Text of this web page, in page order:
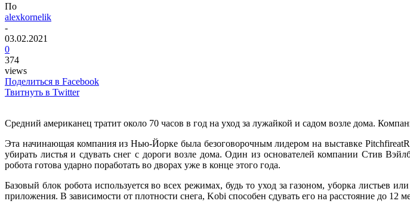
По
alexkornelik
-
03.02.2021
0
374
views
Поделиться в Facebook
Твитнуть в Twitter
Средний американец тратит около 70 часов в год на уход за лужайкой и садом возле дома.
Эта начинающая компания из Нью-Йорке была безоговорочным лидером на выставке
убирать листья и сдувать снег с дороги возле дома. Один из основателей компании Стив
робота готова ударно поработать во дворах уже в конце этого года.
Базовый блок робота используется во всех режимах, будь то уход за газоном, уборка листьев
приложения. В зависимости от плотности снега, Kobi способен сдувать его на расстояние до 12